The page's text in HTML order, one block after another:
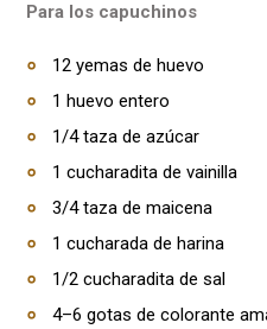
Para los capuchinos
12 yemas de huevo
1 huevo entero
1/4 taza de azúcar
1 cucharadita de vainilla
3/4 taza de maicena
1 cucharada de harina
1/2 cucharadita de sal
4–6 gotas de colorante